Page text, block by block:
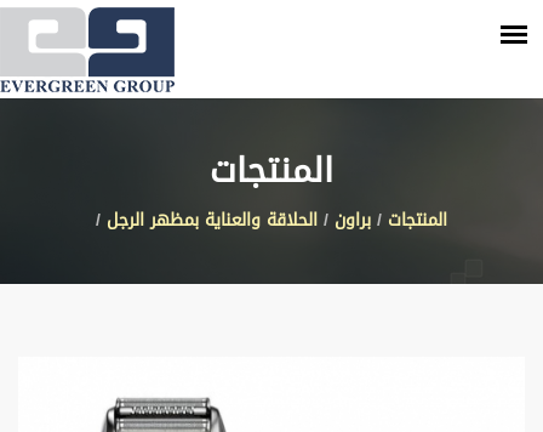
المنتجات
المنتجات /براون /الحلاقة والعناية بمظهر الرجل /